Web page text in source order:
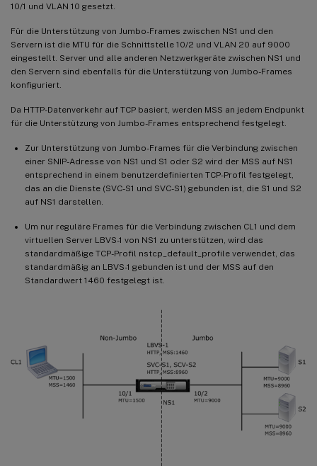
10/1 und VLAN 10 gesetzt.
Für die Unterstützung von Jumbo-Frames zwischen NS1 und den
Servern ist die MTU für die Schnittstelle 10/2 und VLAN 20 auf 9000
eingestellt. Server und alle anderen Netzwerkgeräte zwischen NS1 und
den Servern sind ebenfalls für die Unterstützung von Jumbo-Frames
konfiguriert.
Da HTTP-Datenverkehr auf TCP basiert, werden MSS an jedem Endpunkt
für die Unterstützung von Jumbo-Frames entsprechend festgelegt.
Zur Unterstützung von Jumbo-Frames für die Verbindung zwischen
einer SNIP-Adresse von NS1 und S1 oder S2 wird der MSS auf NS1
entsprechend in einem benutzerdefinierten TCP-Profil festgelegt,
das an die Dienste (SVC-S1 und SVC-S1) gebunden ist, die S1 und S2
auf NS1 darstellen.
Um nur reguläre Frames für die Verbindung zwischen CL1 und dem
virtuellen Server LBVS-1 von NS1 zu unterstützen, wird das
standardmäßige TCP-Profil nstcp_default_profile verwendet, das
standardmäßig an LBVS-1 gebunden ist und der MSS auf den
Standardwert 1460 festgelegt ist.